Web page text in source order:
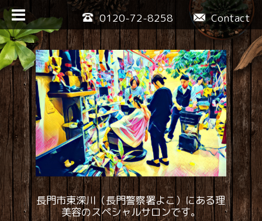
Contact
0120-72-8258
長門市東深川（長門警察署よこ）にある理
美容のスペシャルサロンです。